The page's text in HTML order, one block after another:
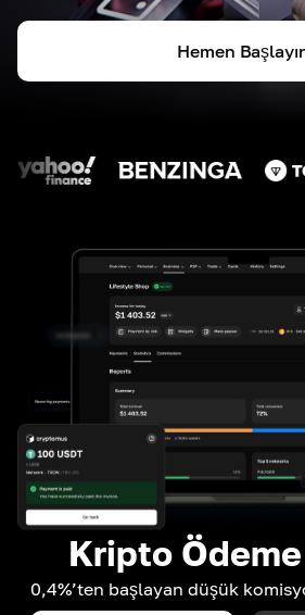
Hemen
Kripto
0,4%’ten başlayan düşük